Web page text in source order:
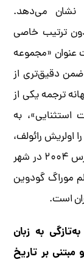
نشان می‌دهد.
در بیش از ۲۰ سال بدون ترتیب خاصی
مجلد تحت عنوان «مجموعه
ضمن دقیق‌تری از
ترجمه یکی از
به
اولریش رائولف،
دبیر بخش فرهنگ روزنامه زوددویچه، در مارس ۲۰۰۴ در شهر
موراگ گودوین
است.
به زبان
بر تاریخ